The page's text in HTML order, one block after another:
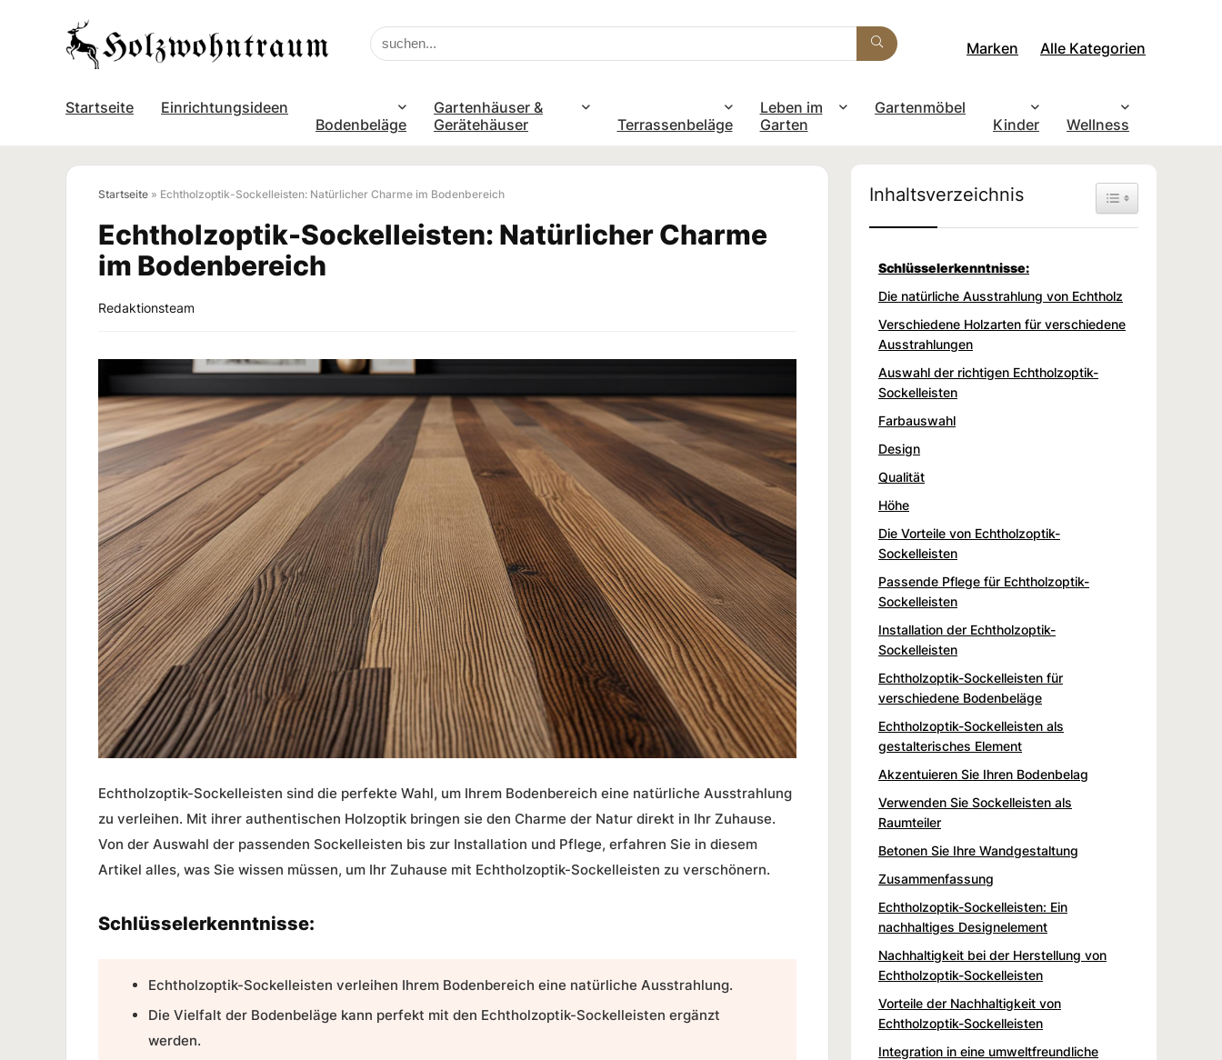
Marken Alle Kategorien
Startseite
Einrichtungsideen
Bodenbeläge
Gartenhäuser &
Gerätehäuser
Terrassenbeläge
Leben im
Garten
Gartenmöbel
Kinder
Wellness
Startseite » Echtholzoptik-Sockelleisten: Natürlicher Charme im Bodenbereich
Echtholzoptik-Sockelleisten: Natürlicher Charme
im Bodenbereich
Redaktionsteam
Echtholzoptik-Sockelleisten sind die perfekte Wahl, um Ihrem Bodenbereich eine natürliche Ausstrahlung
zu verleihen. Mit ihrer authentischen Holzoptik bringen sie den Charme der Natur direkt in Ihr Zuhause.
Von der Auswahl der passenden Sockelleisten bis zur Installation und Pflege, erfahren Sie in diesem
Artikel alles, was Sie wissen müssen, um Ihr Zuhause mit Echtholzoptik-Sockelleisten zu verschönern.
Schlüsselerkenntnisse:
Echtholzoptik-Sockelleisten verleihen Ihrem Bodenbereich eine natürliche Ausstrahlung.
Die Vielfalt der Bodenbeläge kann perfekt mit den Echtholzoptik-Sockelleisten ergänzt
werden.
Inhaltsverzeichnis Toggle Table of
Schlüsselerkenntnisse:
Die natürliche Ausstrahlung von Echtholz
Verschiedene Holzarten für verschiedene
Ausstrahlungen
Auswahl der richtigen Echtholzoptik-
Sockelleisten
Farbauswahl
Design
Qualität
Höhe
Die Vorteile von Echtholzoptik-
Sockelleisten
Passende Pflege für Echtholzoptik-
Sockelleisten
Installation der Echtholzoptik-
Sockelleisten
Echtholzoptik-Sockelleisten für
verschiedene Bodenbeläge
Echtholzoptik-Sockelleisten als
gestalterisches Element
Akzentuieren Sie Ihren Bodenbelag
Verwenden Sie Sockelleisten als
Raumteiler
Betonen Sie Ihre Wandgestaltung
Zusammenfassung
Echtholzoptik-Sockelleisten: Ein
nachhaltiges Designelement
Nachhaltigkeit bei der Herstellung von
Echtholzoptik-Sockelleisten
Vorteile der Nachhaltigkeit von
Echtholzoptik-Sockelleisten
Integration in eine umweltfreundliche